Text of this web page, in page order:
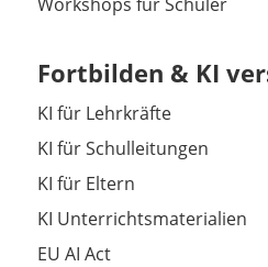
Fortbilden & KI
KI für Lehrkräfte
KI für Schulleitungen
KI für Eltern
KI Unterrichtsmaterialien
EU AI Act